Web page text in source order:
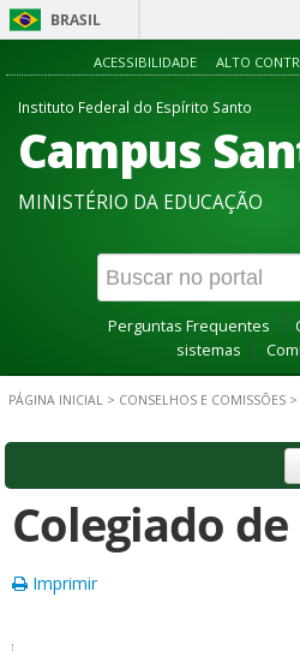
BRASIL
ACESSIBILIDADE ALTO
Instituto Federal do Espírito Santo
Campus
MINISTÉRIO DA EDUCAÇÃO
Perguntas Frequentes
sistemas
PÁGINA INICIAL > CONSELHOS E COMISSÕES >
Colegiado
Imprimir